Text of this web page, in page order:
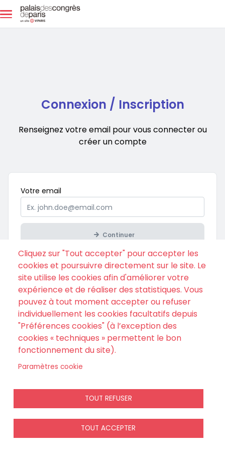
Aller au contenu principal
Connexion / Inscription
Renseignez votre email pour vous connecter ou
créer un compte
Votre email
Continuer
retrouver votre commande ici
Cliquez sur "Tout accepter" pour accepter les
cookies et poursuivre directement sur le site. Le
site utilise les cookies afin d'améliorer votre
expérience et de réaliser des statistiques. Vous
pouvez à tout moment accepter ou refuser
individuellement les cookies facultatifs depuis
"Préférences cookies" (à l’exception des
cookies « techniques » permettent le bon
fonctionnement du site).
Paramètres cookie
TOUT REFUSER
TOUT ACCEPTER